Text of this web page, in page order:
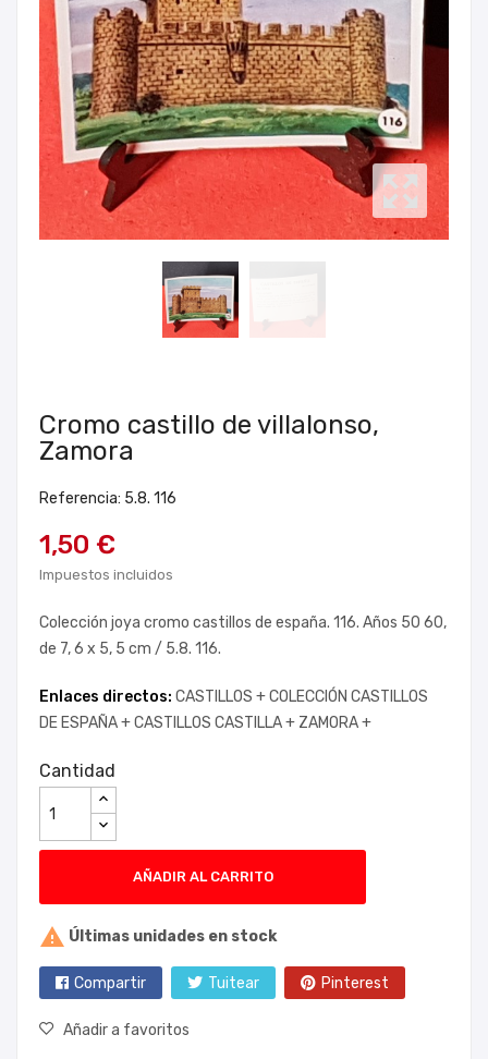
Cromo castillo de villalonso,
Zamora
Referencia: 5.8. 116
1,50 €
Impuestos incluidos
Colección joya cromo castillos de españa. 116. Años 50 60,
de 7, 6 x 5, 5 cm / 5.8. 116.
Enlaces directos: CASTILLOS +COLECCIÓN CASTILLOS
DE ESPAÑA +CASTILLOS CASTILLA + ZAMORA +
Cantidad
AÑADIR AL CARRITO
 Últimas unidades en stock
Compartir Tuitear Pinterest
Añadir a favoritos